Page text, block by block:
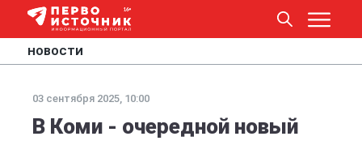
НОВОСТИ
03 сентября 2025, 10:00
В Коми - очередной новый